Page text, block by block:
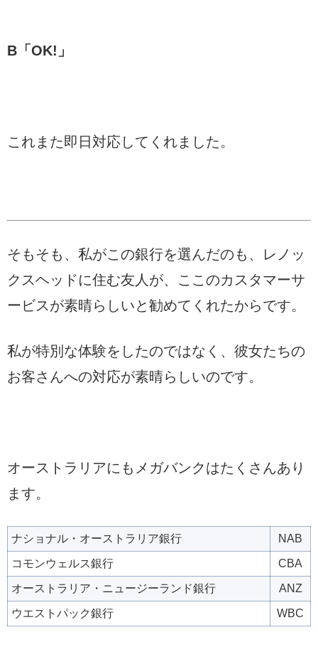
B「OK!」
これまた即日対応してくれました。
そもそも、私がこの銀行を選んだのも、レノッ
クスヘッドに住む友人が、ここのカスタマーサ
ービスが素晴らしいと勧めてくれたからです。
私が特別な体験をしたのではなく、彼女たちの
お客さんへの対応が素晴らしいのです。
オーストラリアにもメガバンクはたくさんあり
ます。
ナショナル・オーストラリア銀行 NAB
コモンウェルス銀行 CBA
オーストラリア・ニュージーランド銀行 ANZ
ウエストパック銀行 WBC